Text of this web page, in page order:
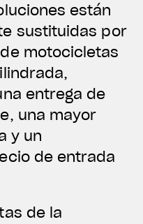
están
sustituidas por
motocicletas
entrega de
una mayor
y un
de entrada
de la